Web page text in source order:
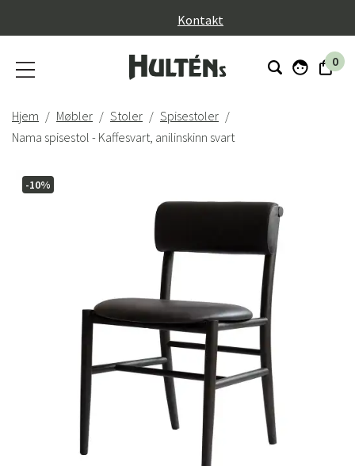
Kontakt
0
Hjem Møbler Stoler
Spisestoler
Nama spisestol - Kaffesvart, anilinskinn svart
-10%